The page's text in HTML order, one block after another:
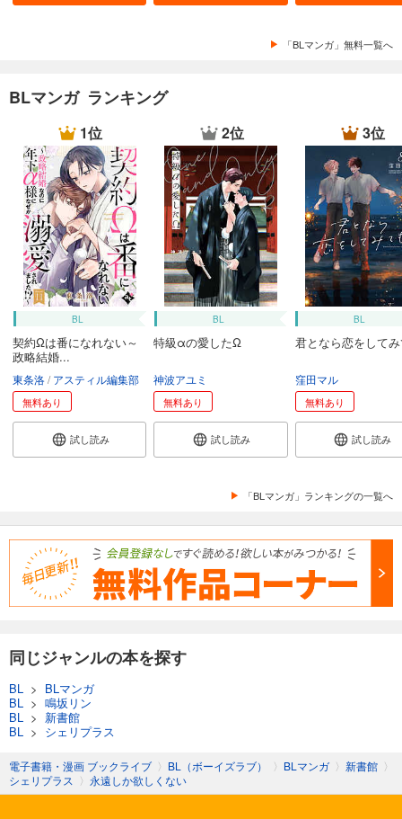
「BLマンガ」無料一覧へ
BLマンガ ランキング
1位
BL
契約Ωは番になれない～
政略結婚...
東条洛 アスティル編集部
無料あり
試し読み
2位
BL
特級αの愛したΩ
神波アユミ
無料あり
試し読み
3位
BL
君となら恋をして
窪田マル
無料あり
試し読み
「BLマンガ」ランキングの一覧へ
同じジャンルの本を探す
BL > BLマンガ
BL > 鳴坂リン
BL > 新書館
BL > シェリプラス
電子書籍・漫画 ブックライブ 〉 BL（ボーイズラブ） 〉 BLマンガ 〉 新書館 〉
シェリプラス 〉 永遠しか欲しくない